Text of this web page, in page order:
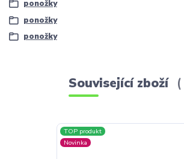
ponožky
ponožky
ponožky
Související zboží
TOP produkt
Novinka